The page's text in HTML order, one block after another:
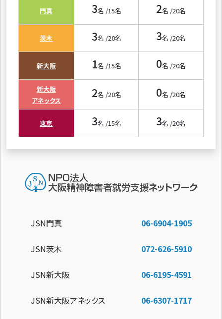
門真 3名 /15名 2名 /20名
茨木 3名 /20名 3名 /20名
新大阪 1名 /15名 0名 /20名
新大阪
アネックス
2名 /20名 0名 /20名
東京 3名 /15名 3名 /20名
JSN門真 06-6904-1905
JSN茨木 072-626-5910
JSN新大阪 06-6195-4591
JSN新大阪アネックス 06-6307-1717